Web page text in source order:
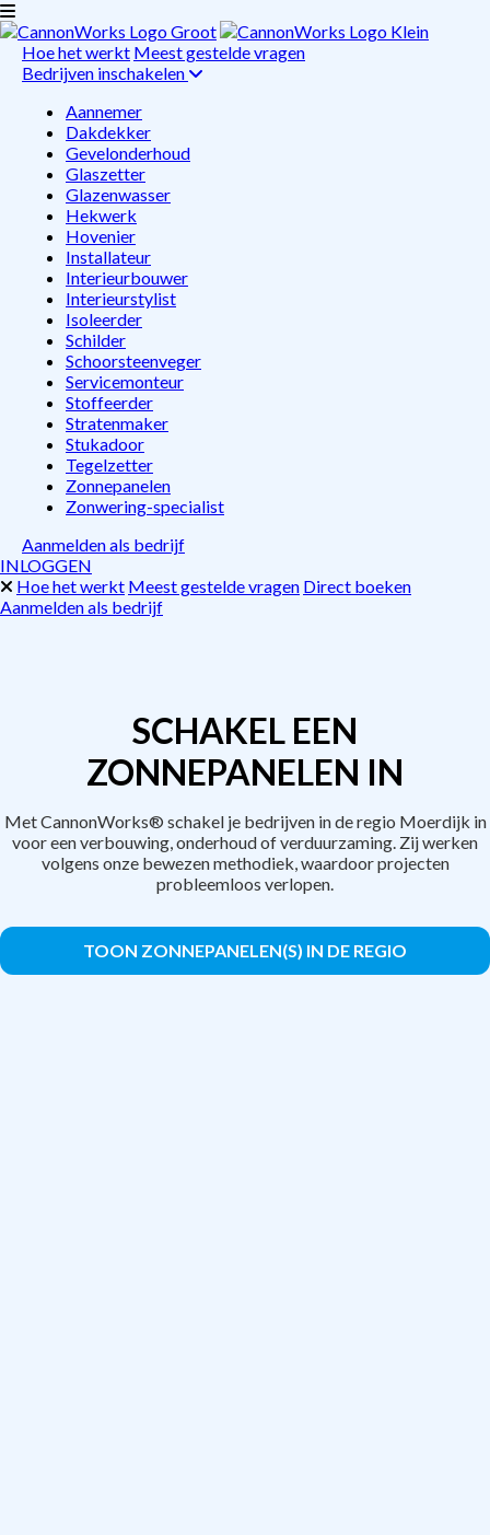
Hoe het werkt Meest gestelde vragen
Bedrijven inschakelen
Aannemer
Dakdekker
Gevelonderhoud
Glaszetter
Glazenwasser
Hekwerk
Hovenier
Installateur
Interieurbouwer
Interieurstylist
Isoleerder
Schilder
Schoorsteenveger
Servicemonteur
Stoffeerder
Stratenmaker
Stukadoor
Tegelzetter
Zonnepanelen
Zonwering-specialist
Aanmelden als bedrijf
INLOGGEN
Hoe het werkt Meest gestelde vragen Direct boeken
Aanmelden als bedrijf
SCHAKEL EEN
ZONNEPANELEN IN
Met CannonWorks® schakel je bedrijven in de regio Moerdijk in
voor een verbouwing, onderhoud of verduurzaming. Zij werken
volgens onze bewezen methodiek, waardoor projecten
probleemloos verlopen.
TOON ZONNEPANELEN(S) IN DE REGIO